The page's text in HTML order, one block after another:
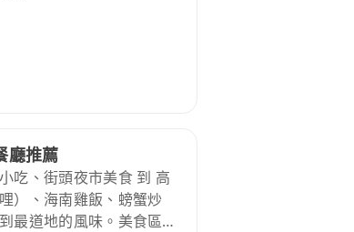
廳推薦
吃、街頭夜市美食 到 高
）、海南雞飯、螃蟹炒
最道地的風味。美食區域